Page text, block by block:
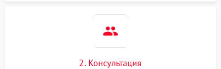
2. Консультация